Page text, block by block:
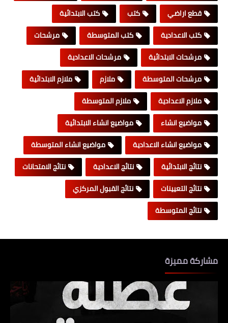
قطع اراضي
كتب
كتب الابتدائية
كتب الاعدادية
كتب المتوسطة
مرشحات
مرشحات الابتدائية
مرشحات الاعدادية
مرشحات المتوسطة
ملازم
ملازم الابتدائية
ملازم الاعدادية
ملازم المتوسطة
مواضيع انشاء
مواضيع انشاء الابتدائية
مواضيع انشاء الاعدادية
مواضيع انشاء المتوسطة
نتائج الابتدائية
نتائج الاعدادية
نتائج الامتحانات
نتائج التعيينات
نتائج القبول المركزي
نتائج المتوسطة
مشاركة مميزة